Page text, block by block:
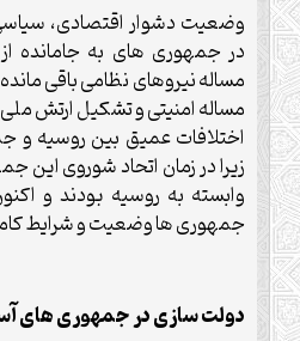
وضعیت دشوار اقتصادی،
در جمهوری های به جامانده
مساله نیروهای نظامی باقی
مساله امنیتی و تشکیل ارتش
اختلافات عمیق بین روسیه و
زیرا در زمان اتحاد شوروی این
وابسته به روسیه بودند و
جمهوری ها وضعیت و شرایط
دولت سازی در جمهوری های